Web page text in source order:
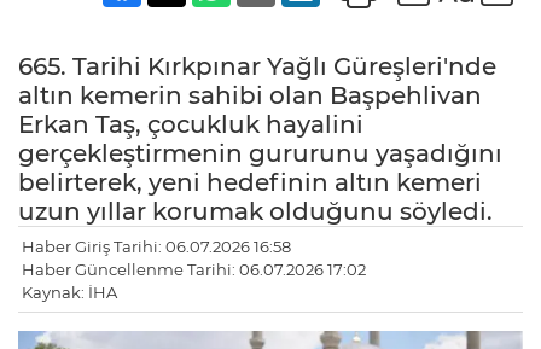
665. Tarihi Kırkpınar Yağlı Güreşleri'nde
altın kemerin sahibi olan Başpehlivan
Erkan Taş, çocukluk hayalini
gerçekleştirmenin gururunu yaşadığını
belirterek, yeni hedefinin altın kemeri
uzun yıllar korumak olduğunu söyledi.
Haber Giriş Tarihi: 06.07.2026 16:58
Haber Güncellenme Tarihi: 06.07.2026 17:02
Kaynak: İHA